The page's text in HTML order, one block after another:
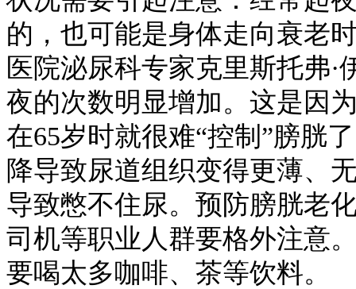
的，也可能是身体走向衰老
医院泌尿科专家克里斯托弗
夜的次数明显增加。这是因
在65岁时就很难“控制”膀胱
降导致尿道组织变得更薄、
导致憋不住尿。预防膀胱老
司机等职业人群要格外注意
要喝太多咖啡、茶等饮料。